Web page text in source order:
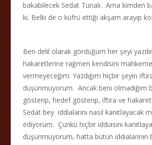
bakabilecek Sedat Tunalı. Ama kimden
ki. Belki de o küfrü ettiği akşam arayıp
Ben delil olarak gördüğüm her şeyi
hakaretlerine rağmen kendisini
vermeyeceğim. Yazdığım hiçbir şeyin
düşünmüyorum. Ancak beni olmadığım
gösterip, hedef gösterip, iftira ve
Sedat bey iddialarını nasıl kanıtlayacak
ediyorum. Çünkü hiçbir iddiasını
düşünmüyorum, hatta bütün iddialarının